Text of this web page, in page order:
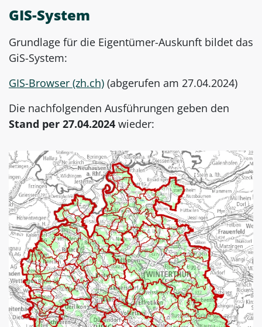
GIS-System
Grundlage für die Eigentümer-Auskunft bildet das
GiS-System:
GIS-Browser (zh.ch) (abgerufen am 27.04.2024)
Die nachfolgenden Ausführungen geben den
Stand per 27.04.2024 wieder: